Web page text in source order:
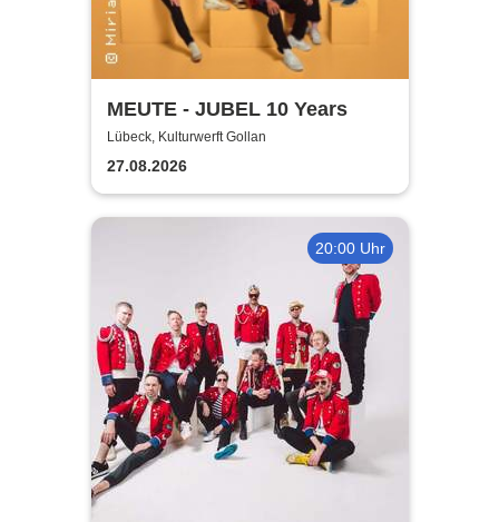
MEUTE - JUBEL 10 Years
Lübeck, Kulturwerft Gollan
27.08.2026
20:00 Uhr